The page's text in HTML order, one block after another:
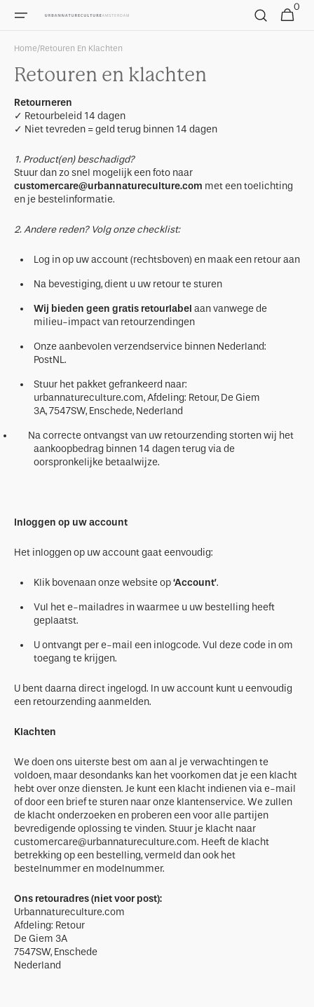
Skip to
Winkelmand
0
0
items
Home/Retouren En Klachten
Retouren en klachten
Retourneren
✓ Retourbeleid 14 dagen
✓ Niet tevreden = geld terug binnen 14 dagen
1. Product(en) beschadigd?
Stuur dan zo snel mogelijk een foto naar
customercare@urbannatureculture.com met een toelichting
en je bestelinformatie.
2. Andere reden? Volg onze checklist:
Log in op uw account (rechtsboven) en maak een retour aan
Na bevestiging, dient u uw retour te sturen
Wij bieden geen gratis retourlabel aan vanwege de
milieu-impact van retourzendingen
Onze aanbevolen verzendservice binnen Nederland:
PostNL.
Stuur het pakket gefrankeerd naar:
urbannatureculture.com, Afdeling: Retour, De Giem
3A, 7547SW, Enschede, Nederland
Na correcte ontvangst van uw retourzending storten wij het
aankoopbedrag binnen 14 dagen terug via de
oorspronkelijke betaalwijze.
Inloggen op uw account
Het inloggen op uw account gaat eenvoudig:
Klik bovenaan onze website op‘Account’.
Vul het e-mailadres in waarmee u uw bestelling heeft
geplaatst.
U ontvangt per e-mail een inlogcode. Vul deze code in om
toegang te krijgen.
U bent daarna direct ingelogd. In uw account kunt u eenvoudig
een retourzending aanmelden.
Klachten
We doen ons uiterste best om aan al je verwachtingen te
voldoen, maar desondanks kan het voorkomen dat je een klacht
hebt over onze diensten. Je kunt een klacht indienen via e-mail
of door een brief te sturen naar onze klantenservice. We zullen
de klacht onderzoeken en proberen een voor alle partijen
bevredigende oplossing te vinden. Stuur je klacht naar
customercare@urbannatureculture.com. Heeft de klacht
betrekking op een bestelling, vermeld dan ook het
bestelnummer en modelnummer.
Ons retouradres (niet voor post):
Urbannatureculture.com
Afdeling: Retour
De Giem 3A
7547SW, Enschede
Nederland